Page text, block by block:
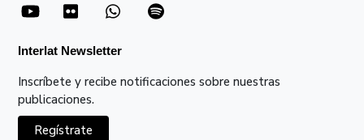
Interlat Newsletter
Inscríbete y recibe notificaciones sobre nuestras
publicaciones.
Regístrate